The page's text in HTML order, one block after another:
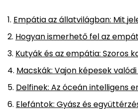
Empátia az állatvilágban: Mit
Hogyan ismerhető fel az
Kutyák és az empátia: Szoros
Macskák: Vajon képesek
Delfinek: Az óceán intelligens
Elefántok: Gyász és